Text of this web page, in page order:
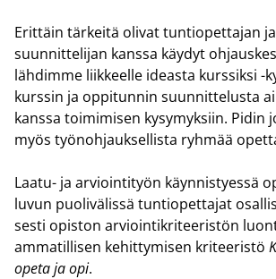
Erit­täin tär­kei­tä oli­vat tun­tio­pet­ta­jan
suun­nit­te­li­jan kans­sa käy­dyt
läh­dim­me liik­keel­le ideas­ta kurs­sik­si -​
kurs­sin ja op­pi­tun­nin suun­nit­te­lus­ta
kans­sa toi­mi­mi­sen ky­sy­myk­siin. Pidin
myös työ­noh­jauk­sel­lis­ta ryh­mää
Laatu-​ ja ar­vioin­ti­työn käyn­nis­tyes­sä
luvun puo­li­vä­lis­sä tun­tio­pet­ta­jat
ses­ti opis­ton ar­vioin­ti­kri­tee­ris­tön
am­ma­til­li­sen ke­hit­ty­mi­sen kri­tee­ris­tö
opeta ja opi.